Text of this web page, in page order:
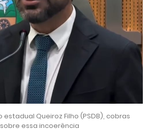
Queiroz Filho (PSDB), cobras
essa incoerência